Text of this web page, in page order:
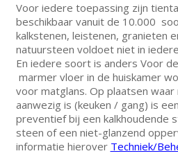
Voor iedere toepassing zijn
beschikbaar vanuit de 10.000
kalkstenen, leistenen, granieten
natuursteen voldoet niet in
En iedere soort is anders Voor
marmer vloer in de huiskamer
voor matglans. Op plaatsen
aanwezig is (keuken / gang) is
preventief bij een kalkhoudende
steen of een niet-glanzend
informatie hierover Techniek/